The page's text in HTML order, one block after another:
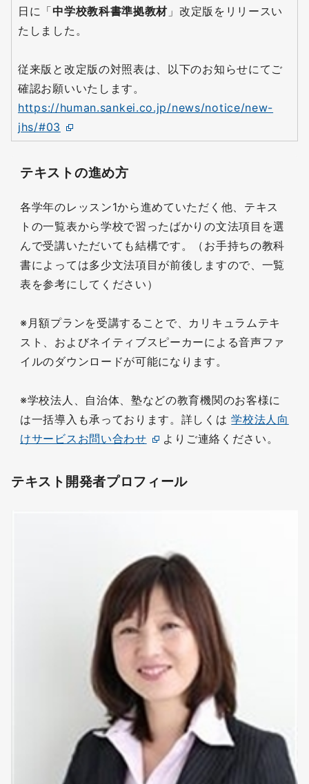
日に「中学校教科書準拠教材 」改定版をリリースい
たしました。
従来版と改定版の対照表は、以下のお知らせにてご
確認お願いいたします。
https://human.sankei.co.jp/news/notice/new-
jhs/#03
テキストの進め方
各学年のレッスン1から進めていただく他、テキス
トの一覧表から学校で習ったばかりの文法項目を選
んで受講いただいても結構です。（お手持ちの教科
書によっては多少文法項目が前後しますので、一覧
表を参考にしてください）
※月額プランを受講することで、カリキュラムテキ
スト、およびネイティブスピーカーによる音声ファ
イルのダウンロードが可能になります。
※学校法人、自治体、塾などの教育機関のお客様に
は一括導入も承っております。詳しくは学校法人向
けサービスお問い合わせ
よりご連絡ください。
テキスト開発者プロフィール